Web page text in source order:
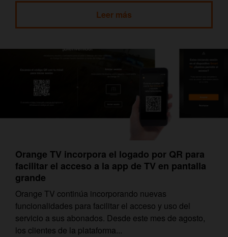
Leer más
Orange TV incorpora el logado por QR para
facilitar el acceso a la app de TV en pantalla
grande
Orange TV continúa incorporando nuevas
funcionalidades para facilitar el acceso y uso del
servicio a sus abonados. Desde este mes de agosto,
los clientes de la plataforma...